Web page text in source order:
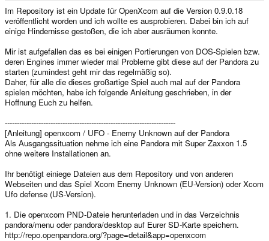
Im Repository ist ein Update für OpenXcom auf die Version 0.9.0.18
veröffentlicht worden und ich wollte es ausprobieren. Dabei bin ich auf
einige Hindernisse gestoßen, die ich aber ausräumen konnte.
Mir ist aufgefallen das es bei einigen Portierungen von DOS-Spielen bzw.
deren Engines immer wieder mal Probleme gibt diese auf der Pandora zu
starten (zumindest geht mir das regelmäßig so).
Daher, für alle die dieses großartige Spiel auch mal auf der Pandora
spielen möchten, habe ich folgende Anleitung geschrieben, in der
Hoffnung Euch zu helfen.
-----------------------------------------------------------------------
[Anleitung] openxcom / UFO - Enemy Unknown auf der Pandora
Als Ausgangssituation nehme ich eine Pandora mit Super Zaxxon 1.5
ohne weitere Installationen an.
Ihr benötigt einiege Dateien aus dem Repository und von anderen
Webseiten und das Spiel Xcom Enemy Unknown (EU-Version) oder Xcom
Ufo defense (US-Version).
1. Die openxcom PND-Dateie herunterladen und in das Verzeichnis
pandora/menu oder pandora/desktop auf Eurer SD-Karte speichern.
http://repo.openpandora.org/?page=detail&app=openxcom